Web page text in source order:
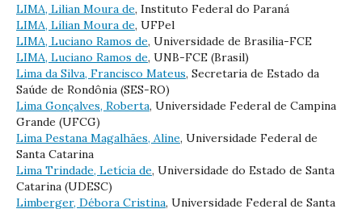
LIMA, Lilian Moura de, Instituto Federal do Paraná
LIMA, Lílian Moura de, UFPel
LIMA, Luciano Ramos de, Universidade de Brasilia-FCE
LIMA, Luciano Ramos de, UNB-FCE (Brasil)
Lima da Silva, Francisco Mateus, Secretaria de Estado da
Saúde de Rondônia (SES-RO)
Lima Gonçalves, Roberta, Universidade Federal de Campina
Grande (UFCG)
Lima Pestana Magalhães, Aline, Universidade Federal de
Santa Catarina
Lima Trindade, Letícia de, Universidade do Estado de Santa
Catarina (UDESC)
Limberger, Débora Cristina, Universidade Federal de Santa